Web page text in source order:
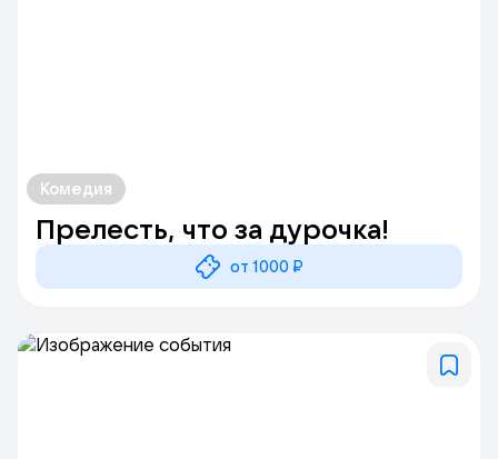
Комедия
Прелесть, что за дурочка!
от 1000 ₽